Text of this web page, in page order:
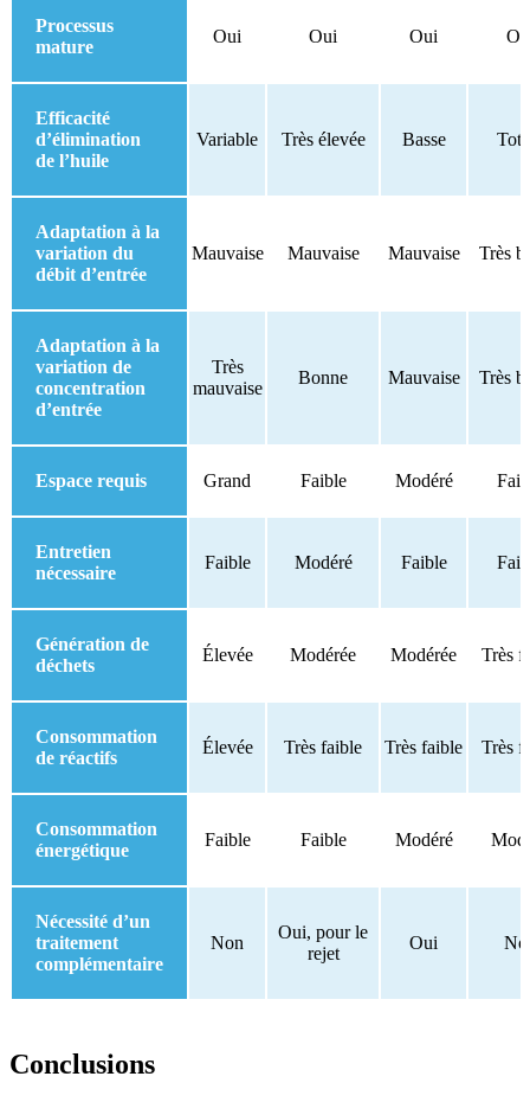
Processus
mature
Oui Oui Oui
Efficacité
d’élimination
de l’huile
Variable Très élevée Basse
Adaptation à la
variation du
débit d’entrée
Mauvaise Mauvaise Mauvaise Très
Adaptation à la
variation de
concentration
d’entrée
Très
mauvaise
Bonne Mauvaise Très
Espace requis Grand Faible Modéré
Entretien
nécessaire
Faible Modéré Faible
Génération de
déchets
Élevée Modérée Modérée Très
Consommation
de réactifs
Élevée Très faible Très faible Très
Consommation
énergétique
Faible Faible Modéré
Nécessité d’un
traitement
complémentaire
Non
Oui, pour le
rejet
Oui
Conclusions